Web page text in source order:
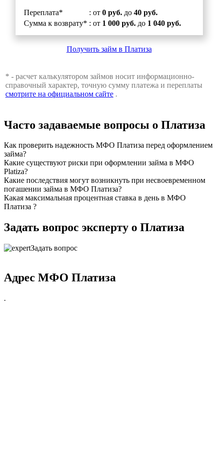
Переплата* : от 0 руб.до 40 руб.
Сумма к возврату* : от 1 000 руб.до 1 040 руб.
Получить займ в Платиза
* - расчет калькулятором займов носит информационно-
справочный характер, точную сумму платежа и переплаты
смотрите на официальном сайте .
Часто задаваемые вопросы о Платиза
Как проверить надежность МФО Платиза перед оформлением
займа?
Какие существуют риски при оформлении займа в МФО
Platiza?
Какие последствия могут возникнуть при несвоевременном
погашении займа в МФО Платиза?
Какая максимальная процентная ставка в день в МФО
Платиза ?
Задать вопрос эксперту о Платиза
Задать вопрос
Адрес МФО Платиза
.